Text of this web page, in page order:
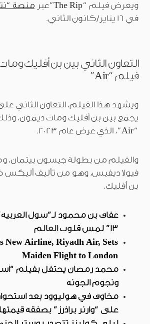
ويعرض فيلم “The Rip”عبر منصة
في 16 يناير/كانون الثاني.
التعاون الثاني بين بن أفليك
فيلم “Air”
ويشهد هذا الفيلم، التعاون الثاني
يجمع بين بن أفليك ومات ديمون،
“Air”، الذي عرض عام 2023.
والفيلم من بطولة جيسون بيتمان،
فيولا ديفيس، وهو من تأليف أليكس
بن أفليك.
عفاف بن محمود لـ”سول
13” لمس قلوب العالم
New Airline, Riyadh Air, Sets
Maiden Flight to London
محمد رمضان يحتفل بفيلم
ونجوم الجونة
مخاوف في هوليوود بعد
على “وارنر براذرز” بصفقة قيمتها 82.7 مليار دولار